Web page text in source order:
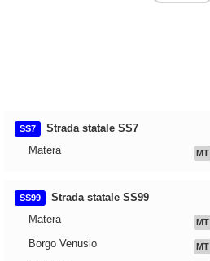
SS7
Strada statale SS7
Matera
MT
SS99
Strada statale SS99
Matera
MT
Borgo Venusio MT